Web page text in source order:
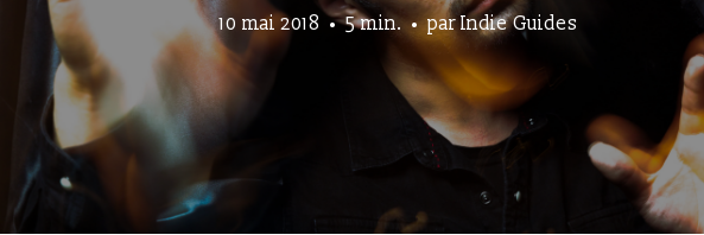
10 mai 2018 5 min. parIndie Guides